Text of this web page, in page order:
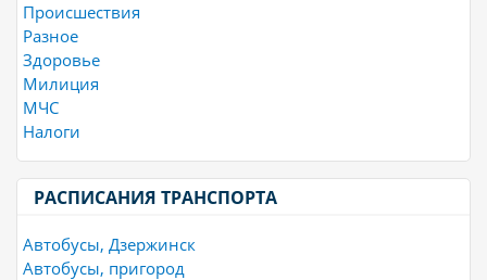
Происшествия
Разное
Здоровье
Милиция
МЧС
Налоги
РАСПИСАНИЯ ТРАНСПОРТА
Автобусы, Дзержинск
Автобусы, пригород